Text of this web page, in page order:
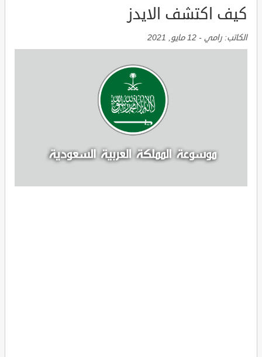
كيف اكتشف الايدز
الكاتب: رامي - 12 مايو, 2021